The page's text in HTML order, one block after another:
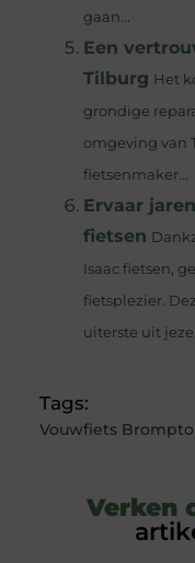
gaan...
Een
Tilburg Het
grondige
omgeving van
fietsenmaker...
Ervaar
fietsen
Isaac fietsen,
fietsplezier.
uiterste uit
Tags:
Vouwfiets
Verken